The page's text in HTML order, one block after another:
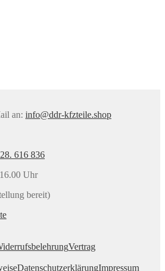
an: info@ddr-kfzteile.shop
616 836
Uhr
bereit)
Vertrag
DatenschutzerklärungImpressum